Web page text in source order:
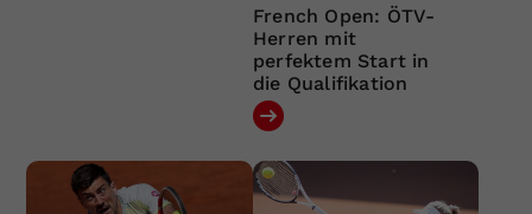
French Open: ÖTV-
Herren mit
perfektem Start in
die Qualifikation